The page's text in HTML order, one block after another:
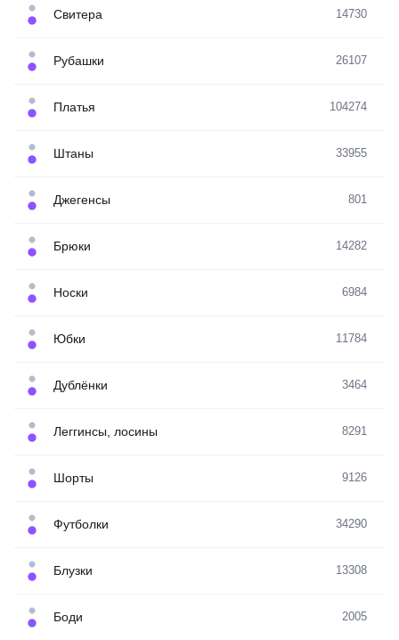
Свитера 14730
Рубашки 26107
Платья 104274
Штаны 33955
Джегенсы 801
Брюки 14282
Носки 6984
Юбки 11784
Дублёнки 3464
Леггинсы, лосины 8291
Шорты 9126
Футболки 34290
Блузки 13308
Боди 2005